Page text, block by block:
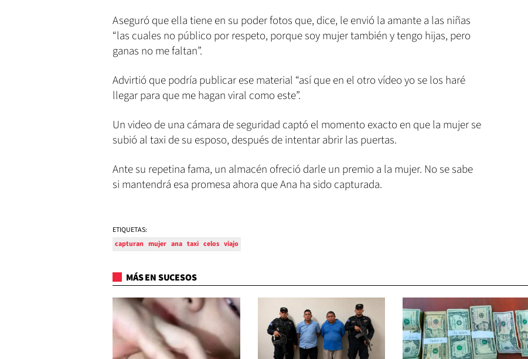
Aseguró que ella tiene en su poder fotos que, dice, le envió la amante a las niñas
“las cuales no público por respeto, porque soy mujer también y tengo hijas, pero
ganas no me faltan”.
Advirtió que podría publicar ese material “así que en el otro vídeo yo se los haré
llegar para que me hagan viral como este”.
Un video de una cámara de seguridad captó el momento exacto en que la mujer se
subió al taxi de su esposo, después de intentar abrir las puertas.
Ante su repetina fama, un almacén ofreció darle un premio a la mujer. No se sabe
si mantendrá esa promesa ahora que Ana ha sido capturada.
ETIQUETAS:
capturan mujer ana taxi celos viajo
MÁS EN SUCESOS